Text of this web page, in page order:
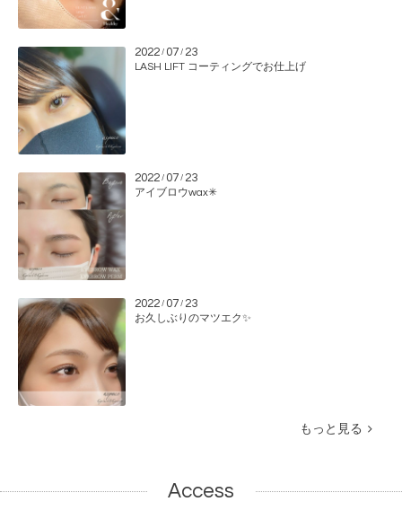
2022 / 07 / 23
LASH LIFT コーティングでお仕上げ
2022 / 07 / 23
アイブロウwax✳︎
2022 / 07 / 23
お久しぶりのマツエク✨
もっと見る
Access